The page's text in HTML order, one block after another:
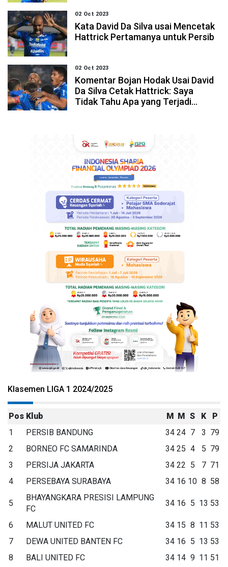
02 Oct 2023
Kata David Da Silva usai Mencetak
Hattrick Pertamanya untuk Persib
02 Oct 2023
Komentar Bojan Hodak Usai David
Da Silva Cetak Hattrick: Saya
Tidak Tahu Apa yang Terjadi...
Klasemen LIGA 1 2024/2025
Pos Klub M M S K
P
1
PERSIB BANDUNG 34 24 7 3 79
2
BORNEO FC SAMARINDA 34 25 4 5 79
3
PERSIJA JAKARTA 34 22 5 7 71
4
PERSEBAYA SURABAYA 34 16 10 8 58
5
BHAYANGKARA PRESISI LAMPUNG
FC
34 16 5 13 53
6 MALUT UNITED FC 34 15 8 11 53
7
DEWA UNITED BANTEN FC 34 16 5 13 53
8
BALI UNITED FC 34 14 9 11 51